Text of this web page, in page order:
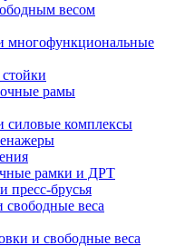
весом
многофункциональные
рамы
силовые комплексы
рамки и ДРТ
пресс-брусья
веса
и свободные веса